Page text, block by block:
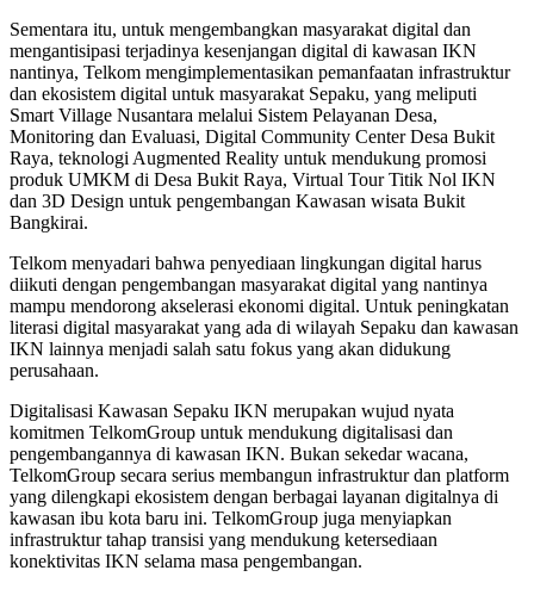
Sementara itu, untuk mengembangkan masyarakat digital dan
mengantisipasi terjadinya kesenjangan digital di kawasan IKN
nantinya, Telkom mengimplementasikan pemanfaatan infrastruktur
dan ekosistem digital untuk masyarakat Sepaku, yang meliputi
Smart Village Nusantara melalui Sistem Pelayanan Desa,
Monitoring dan Evaluasi, Digital Community Center Desa Bukit
Raya, teknologi Augmented Reality untuk mendukung promosi
produk UMKM di Desa Bukit Raya, Virtual Tour Titik Nol IKN
dan 3D Design untuk pengembangan Kawasan wisata Bukit
Bangkirai.
Telkom menyadari bahwa penyediaan lingkungan digital harus
diikuti dengan pengembangan masyarakat digital yang nantinya
mampu mendorong akselerasi ekonomi digital. Untuk peningkatan
literasi digital masyarakat yang ada di wilayah Sepaku dan kawasan
IKN lainnya menjadi salah satu fokus yang akan didukung
perusahaan.
Digitalisasi Kawasan Sepaku IKN merupakan wujud nyata
komitmen TelkomGroup untuk mendukung digitalisasi dan
pengembangannya di kawasan IKN. Bukan sekedar wacana,
TelkomGroup secara serius membangun infrastruktur dan platform
yang dilengkapi ekosistem dengan berbagai layanan digitalnya di
kawasan ibu kota baru ini. TelkomGroup juga menyiapkan
infrastruktur tahap transisi yang mendukung ketersediaan
konektivitas IKN selama masa pengembangan.